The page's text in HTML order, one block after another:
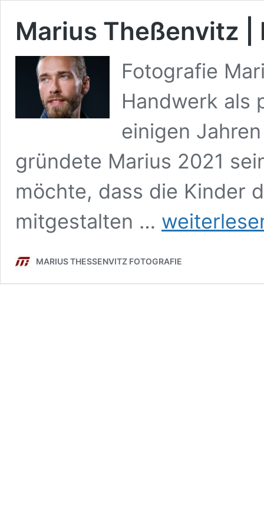
Marius Theßenvitz |
Fotografie
Handwerk als
einigen
gründete Marius 2021
möchte, dass die Kinder
mitgestalten …
Theßenvitz
MARIUS THESSENVITZ FOTOGRAFIE